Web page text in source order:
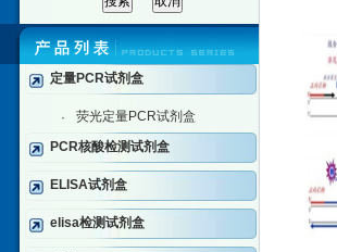
定量PCR试剂盒
·
荧光定量PCR试剂盒
PCR核酸检测试剂盒
ELISA试剂盒
elisa检测试剂盒